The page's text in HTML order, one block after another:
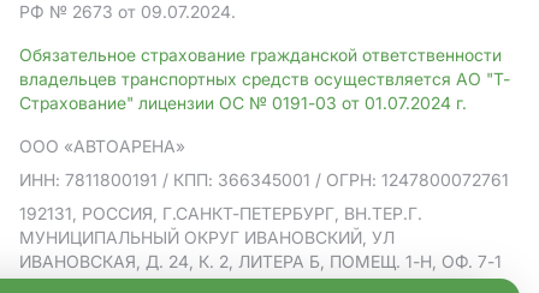
РФ № 2673 от 09.07.2024.
Обязательное страхование гражданской ответственности
владельцев транспортных средств осуществляется АО "Т-
Страхование" лицензии ОС № 0191-03 от 01.07.2024 г.
ООО «АВТОАРЕНА»
ИНН: 7811800191 / КПП: 366345001 / ОГРН: 1247800072761
192131, РОССИЯ, Г.САНКТ-ПЕТЕРБУРГ, ВН.ТЕР.Г.
МУНИЦИПАЛЬНЫЙ ОКРУГ ИВАНОВСКИЙ, УЛ
ИВАНОВСКАЯ, Д. 24, К. 2, ЛИТЕРА Б, ПОМЕЩ. 1-Н, ОФ. 7-1